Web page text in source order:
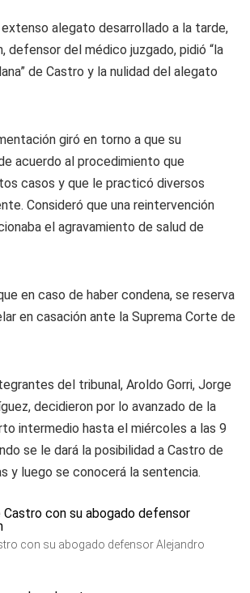
extenso alegato desarrollado a la tarde,
defensor del médico juzgado, pidió “la
de Castro y la nulidad del alegato
giró en torno a que su
acuerdo al procedimiento que
casos y que le practicó diversos
Consideró que una reintervención
el agravamiento de salud de
en caso de haber condena, se reserva
en casación ante la Suprema Corte de
del tribunal, Aroldo Gorri, Jorge
decidieron por lo avanzado de la
intermedio hasta el miércoles a las 9
se le dará la posibilidad a Castro de
y luego se conocerá la sentencia.
con su abogado defensor Alejandro